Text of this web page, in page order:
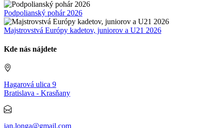
Podpolianský pohár 2026
Majstrovstvá Európy kadetov, juniorov a U21 2026
Kde nás nájdete
Hagarová ulica 9
Bratislava - Krasňany
jan.longa@gmail.com